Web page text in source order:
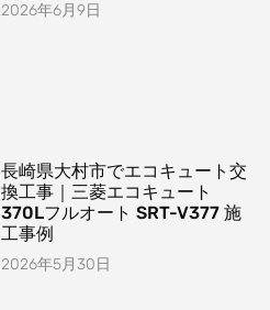
2026年6月9日
長崎県大村市でエコキュート交
換工事｜三菱エコキュート
370Lフルオート SRT-V377 施
工事例
2026年5月30日